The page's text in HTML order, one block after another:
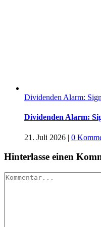
Dividenden Alarm:
Dividenden Alarm:
21. Juli 2026 | 0
Hinterlasse einen
Kommentar